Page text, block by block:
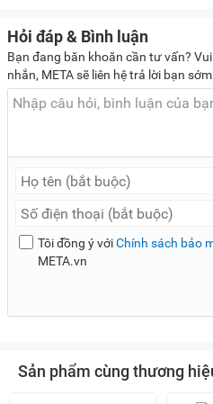
Hỏi đáp & Bình luận
Bạn đang băn khoăn cần tư vấn?
nhắn, META sẽ liên hệ trả lời bạn
Tôi đồng ý vớiChính sách bảo
META.vn
Sản phẩm cùng thương